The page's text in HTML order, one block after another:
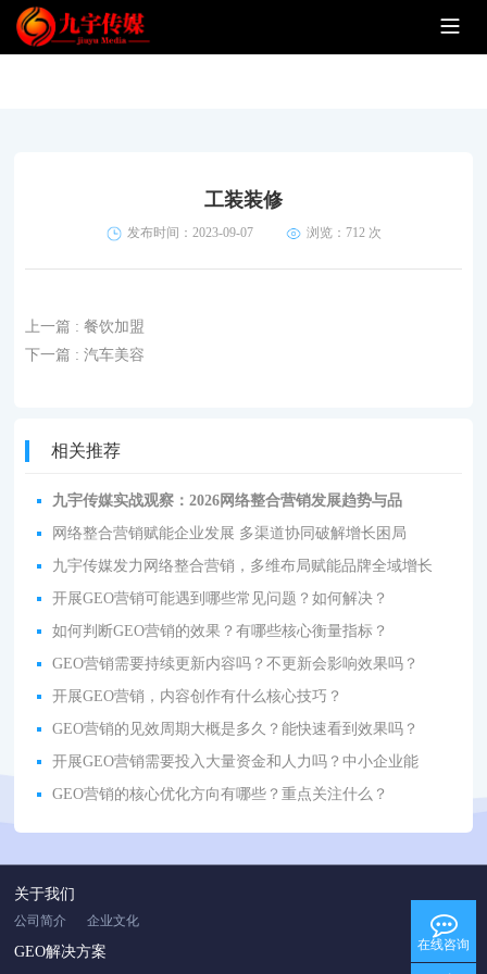
工装装修
发布时间：2023-09-07 浏览： 712 次
上一篇 : 餐饮加盟
下一篇 : 汽车美容
相关推荐
九宇传媒实战观察：2026网络整合营销发展趋势与品
网络整合营销赋能企业发展 多渠道协同破解增长困局
九宇传媒发力网络整合营销，多维布局赋能品牌全域增长
开展GEO营销可能遇到哪些常见问题？如何解决？
如何判断GEO营销的效果？有哪些核心衡量指标？
GEO营销需要持续更新内容吗？不更新会影响效果吗？
开展GEO营销，内容创作有什么核心技巧？
GEO营销的见效周期大概是多久？能快速看到效果吗？
开展GEO营销需要投入大量资金和人力吗？中小企业能
GEO营销的核心优化方向有哪些？重点关注什么？
关于我们
公司简介 企业文化
GEO解决方案 在线咨询